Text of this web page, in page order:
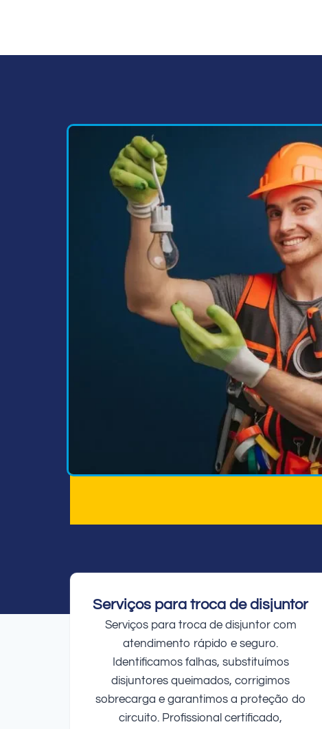
Serviços para troca de disjuntor
Serviços para troca de disjuntor com
atendimento rápido e seguro.
Identificamos falhas, substituímos
disjuntores queimados, corrigimos
sobrecarga e garantimos a proteção do
circuito. Profissional certificado,